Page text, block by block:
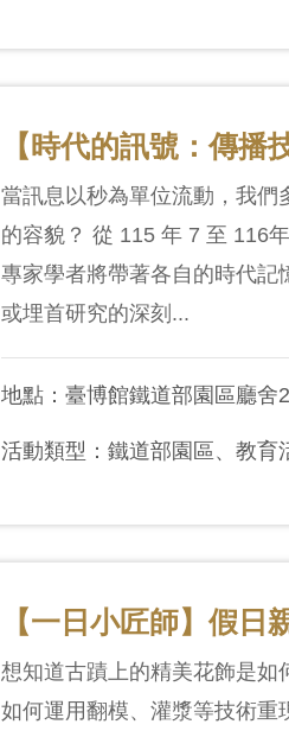
【時代的訊號：傳
當訊息以秒為單位流動，我們
的容貌？ 從 115 年 7 至 116
專家學者將帶著各自的時代記
或埋首研究的深刻...
地點：臺博館鐵道部園區廳舍
活動類型：鐵道部園區、教育
【一日小匠師】假日
想知道古蹟上的精美花飾是如
如何運用翻模、灌漿等技術重